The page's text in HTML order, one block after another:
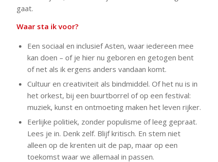
gaat.
Waar sta ik voor?
Een sociaal en inclusief Asten, waar iedereen mee
kan doen – of je hier nu geboren en getogen bent
of net als ik ergens anders vandaan komt.
Cultuur en creativiteit als bindmiddel. Of het nu is in
het orkest, bij een buurtborrel of op een festival:
muziek, kunst en ontmoeting maken het leven rijker.
Eerlijke politiek, zonder populisme of leeg gepraat.
Lees je in. Denk zelf. Blijf kritisch. En stem niet
alleen op de krenten uit de pap, maar op een
toekomst waar we allemaal in passen.